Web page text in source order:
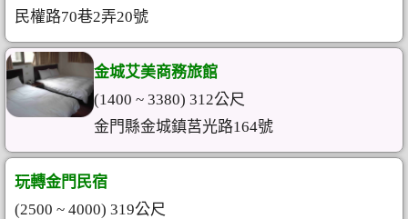
民權路70巷2弄20號
金城艾美商務旅館
(1400 ~ 3380) 312公尺
金門縣金城鎮莒光路164號
玩轉金門民宿
(2500 ~ 4000) 319公尺